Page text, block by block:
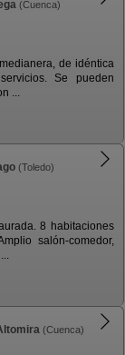
(Cuenca)
de idéntica
Se pueden
...
(Toledo)
8 habitaciones
salón-comedor,
(Cuenca)